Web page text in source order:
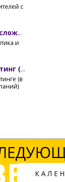
с
5 кейсов сквозной аналитики: сложные случаи с автоматизацией бизнес-процессов и дилерскими сетями
и
Правильный поисковый маркетинг (SEM). Как SEO-компании сливают ваши бюджеты?
(в